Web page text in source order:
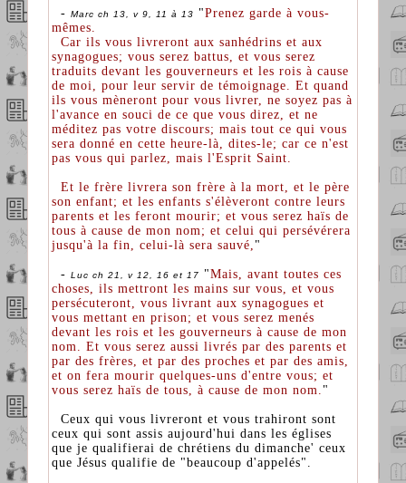
- Marc ch 13, v 9, 11 à 13 "Prenez garde à vous-
mêmes.
Car ils vous livreront aux sanhédrins et aux
synagogues; vous serez battus, et vous serez
traduits devant les gouverneurs et les rois à cause
de moi, pour leur servir de témoignage. Et quand
ils vous mèneront pour vous livrer, ne soyez pas à
l'avance en souci de ce que vous direz, et ne
méditez pas votre discours; mais tout ce qui vous
sera donné en cette heure-là, dites-le; car ce n'est
pas vous qui parlez, mais l'Esprit Saint.
Et le frère livrera son frère à la mort, et le père
son enfant; et les enfants s'élèveront contre leurs
parents et les feront mourir; et vous serez haïs de
tous à cause de mon nom; et celui qui persévérera
jusqu'à la fin, celui-là sera sauvé, "
- Luc ch 21, v 12, 16 et 17 "Mais, avant toutes ces
choses, ils mettront les mains sur vous, et vous
persécuteront, vous livrant aux synagogues et
vous mettant en prison; et vous serez menés
devant les rois et les gouverneurs à cause de mon
nom. Et vous serez aussi livrés par des parents et
par des frères, et par des proches et par des amis,
et on fera mourir quelques-uns d'entre vous; et
vous serez haïs de tous, à cause de mon nom. "
Ceux qui vous livreront et vous trahiront sont
ceux qui sont assis aujourd'hui dans les églises
que je qualifierai de chrétiens du dimanche' ceux
que Jésus qualifie de "beaucoup d'appelés".